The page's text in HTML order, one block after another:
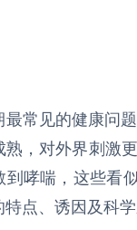
最常见的健康问
熟，对外界刺激
到哮喘，这些看
特点、诱因及科